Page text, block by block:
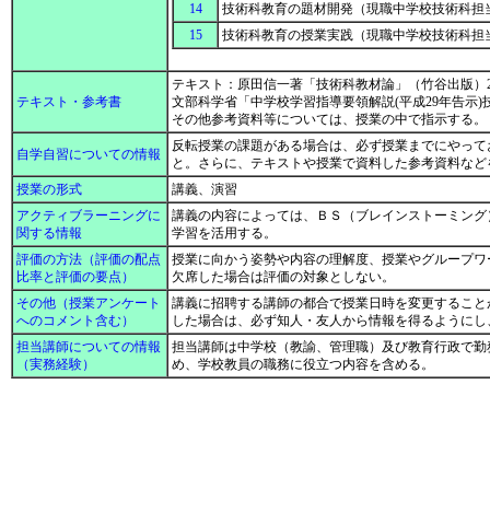
14
技術科教育の題材開発（現職中学校技術科
15
技術科教育の授業実践（現職中学校技術科
テキスト・参考書
テキスト：原田信一著「技術科教材論」（竹谷出版）
文部科学省「中学校学習指導要領解説(平成29年告示)
その他参考資料等については、授業の中で指示する。
自学自習についての情報
反転授業の課題がある場合は、必ず授業までにやっ
と。さらに、テキストや授業で資料した参考資料な
授業の形式
講義、演習
アクティブラーニングに
関する情報
講義の内容によっては、ＢＳ（ブレインストーミン
学習を活用する。
評価の方法（評価の配点
比率と評価の要点）
授業に向かう姿勢や内容の理解度、授業やグループ
欠席した場合は評価の対象としない。
その他（授業アンケート
へのコメント含む）
講義に招聘する講師の都合で授業日時を変更するこ
した場合は、必ず知人・友人から情報を得るように
担当講師についての情報
（実務経験）
担当講師は中学校（教諭、管理職）及び教育行政で
め、学校教員の職務に役立つ内容を含める。